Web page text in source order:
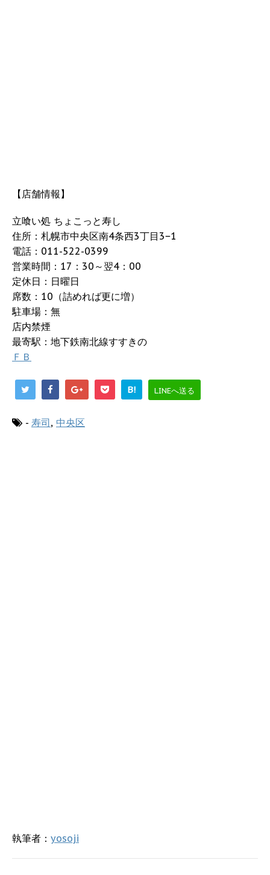
【店舗情報】
立喰い処 ちょこっと寿し
住所：札幌市中央区南4条西3丁目3−1
電話：011-522-0399
営業時間：17：30～翌4：00
定休日：日曜日
席数：10（詰めれば更に増）
駐車場：無
店内禁煙
最寄駅：地下鉄南北線すすきの
ＦＢ
B! LINEへ送る
- 寿司, 中央区
執筆者： yosoji